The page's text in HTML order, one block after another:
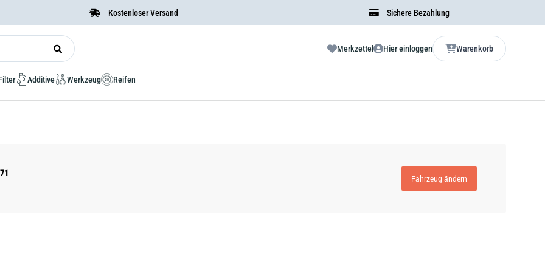
Kostenloser Versand Sichere Bezahlung
Merkzettel Hier einloggen Warenkorb
Additive Werkzeug Reifen
Fahrzeug ändern